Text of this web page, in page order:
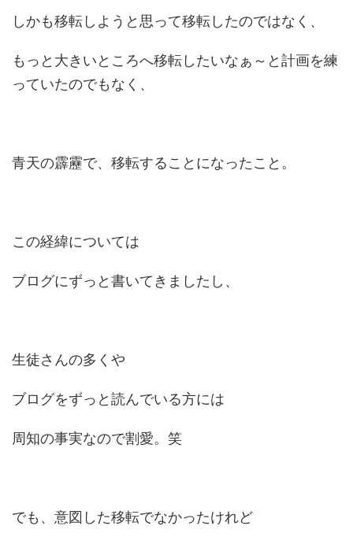
しかも移転しようと思って移転したのではなく、
もっと大きいところへ移転したいなぁ～と計画を練
っていたのでもなく、
青天の霹靂で、移転することになったこと。
この経緯については
ブログにずっと書いてきましたし、
生徒さんの多くや
ブログをずっと読んでいる方には
周知の事実なので割愛。笑
でも、意図した移転でなかったけれど